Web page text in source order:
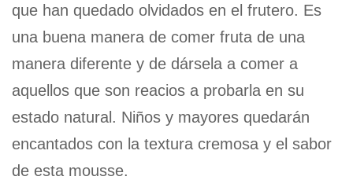
que han quedado olvidados en el frutero. Es
una buena manera de comer fruta de una
manera diferente y de dársela a comer a
aquellos que son reacios a probarla en su
estado natural. Niños y mayores quedarán
encantados con la textura cremosa y el sabor
de esta mousse.